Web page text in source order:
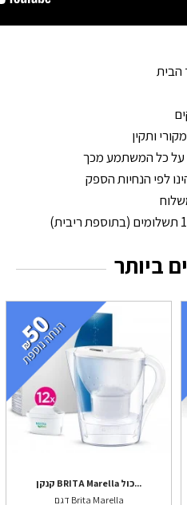
הבית
ותקין
על כל המשתמע מכך
לפי הנחיות הספק
ביותר
קנקן BRITA Marella כול...
דגם Brita Marella